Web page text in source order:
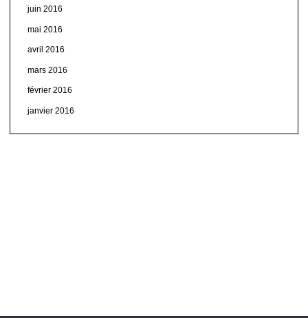
juin 2016
mai 2016
avril 2016
mars 2016
février 2016
janvier 2016